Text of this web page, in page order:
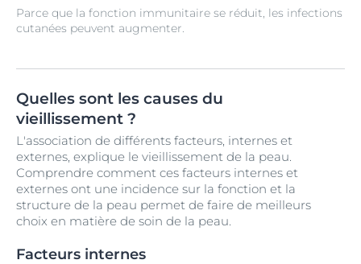
Parce que la fonction immunitaire se réduit, les infections
cutanées peuvent augmenter.
Quelles sont les causes du
vieillissement ?
L'association de différents facteurs, internes et
externes, explique le vieillissement de la peau.
Comprendre comment ces facteurs internes et
externes ont une incidence sur la fonction et la
structure de la peau permet de faire de meilleurs
choix en matière de soin de la peau.
Facteurs internes